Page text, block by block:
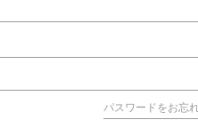
パスワードをお忘